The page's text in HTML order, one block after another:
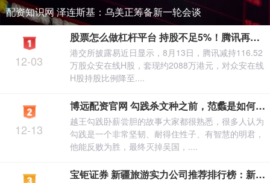
配资知识网 泽连斯基：乌美正筹备新一轮会谈
股票怎么做杠杆平台 持股不足5%！腾讯再度减持众安在线
港交所披露易近日显示，8月13日，腾讯减持116.52
万股众安在线H股，套现约2088万港元，对众安在线
H股持股比例降至....
12-03
博远配资官网 勾践杀文种之前，范蠡是如何看出来他“可与共患难不可与共乐”的
越王勾践卧薪尝胆的故事大家都很熟悉，很多人认为
勾践是一个非常坚韧、耐得住性子、有智慧的明君，
他能反败为胜，最终灭掉吴国，....
12-13
宝钜证券 新疆旅游实力公司推荐排行榜：新疆旅游品牌哪家好？